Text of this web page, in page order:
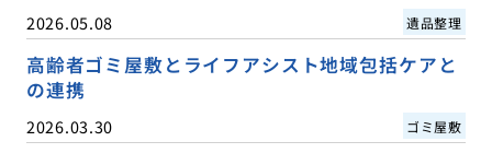
2026.05.08 遺品整理
高齢者ゴミ屋敷とライフアシスト地域包括ケアと
の連携
2026.03.30 ゴミ屋敷